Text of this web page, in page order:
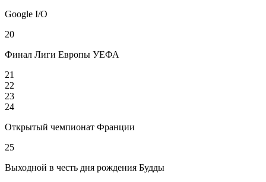
Google I/O
20
Финал Лиги Европы УЕФА
21
22
23
24
Открытый чемпионат Франции
25
Выходной в честь дня рождения Будды